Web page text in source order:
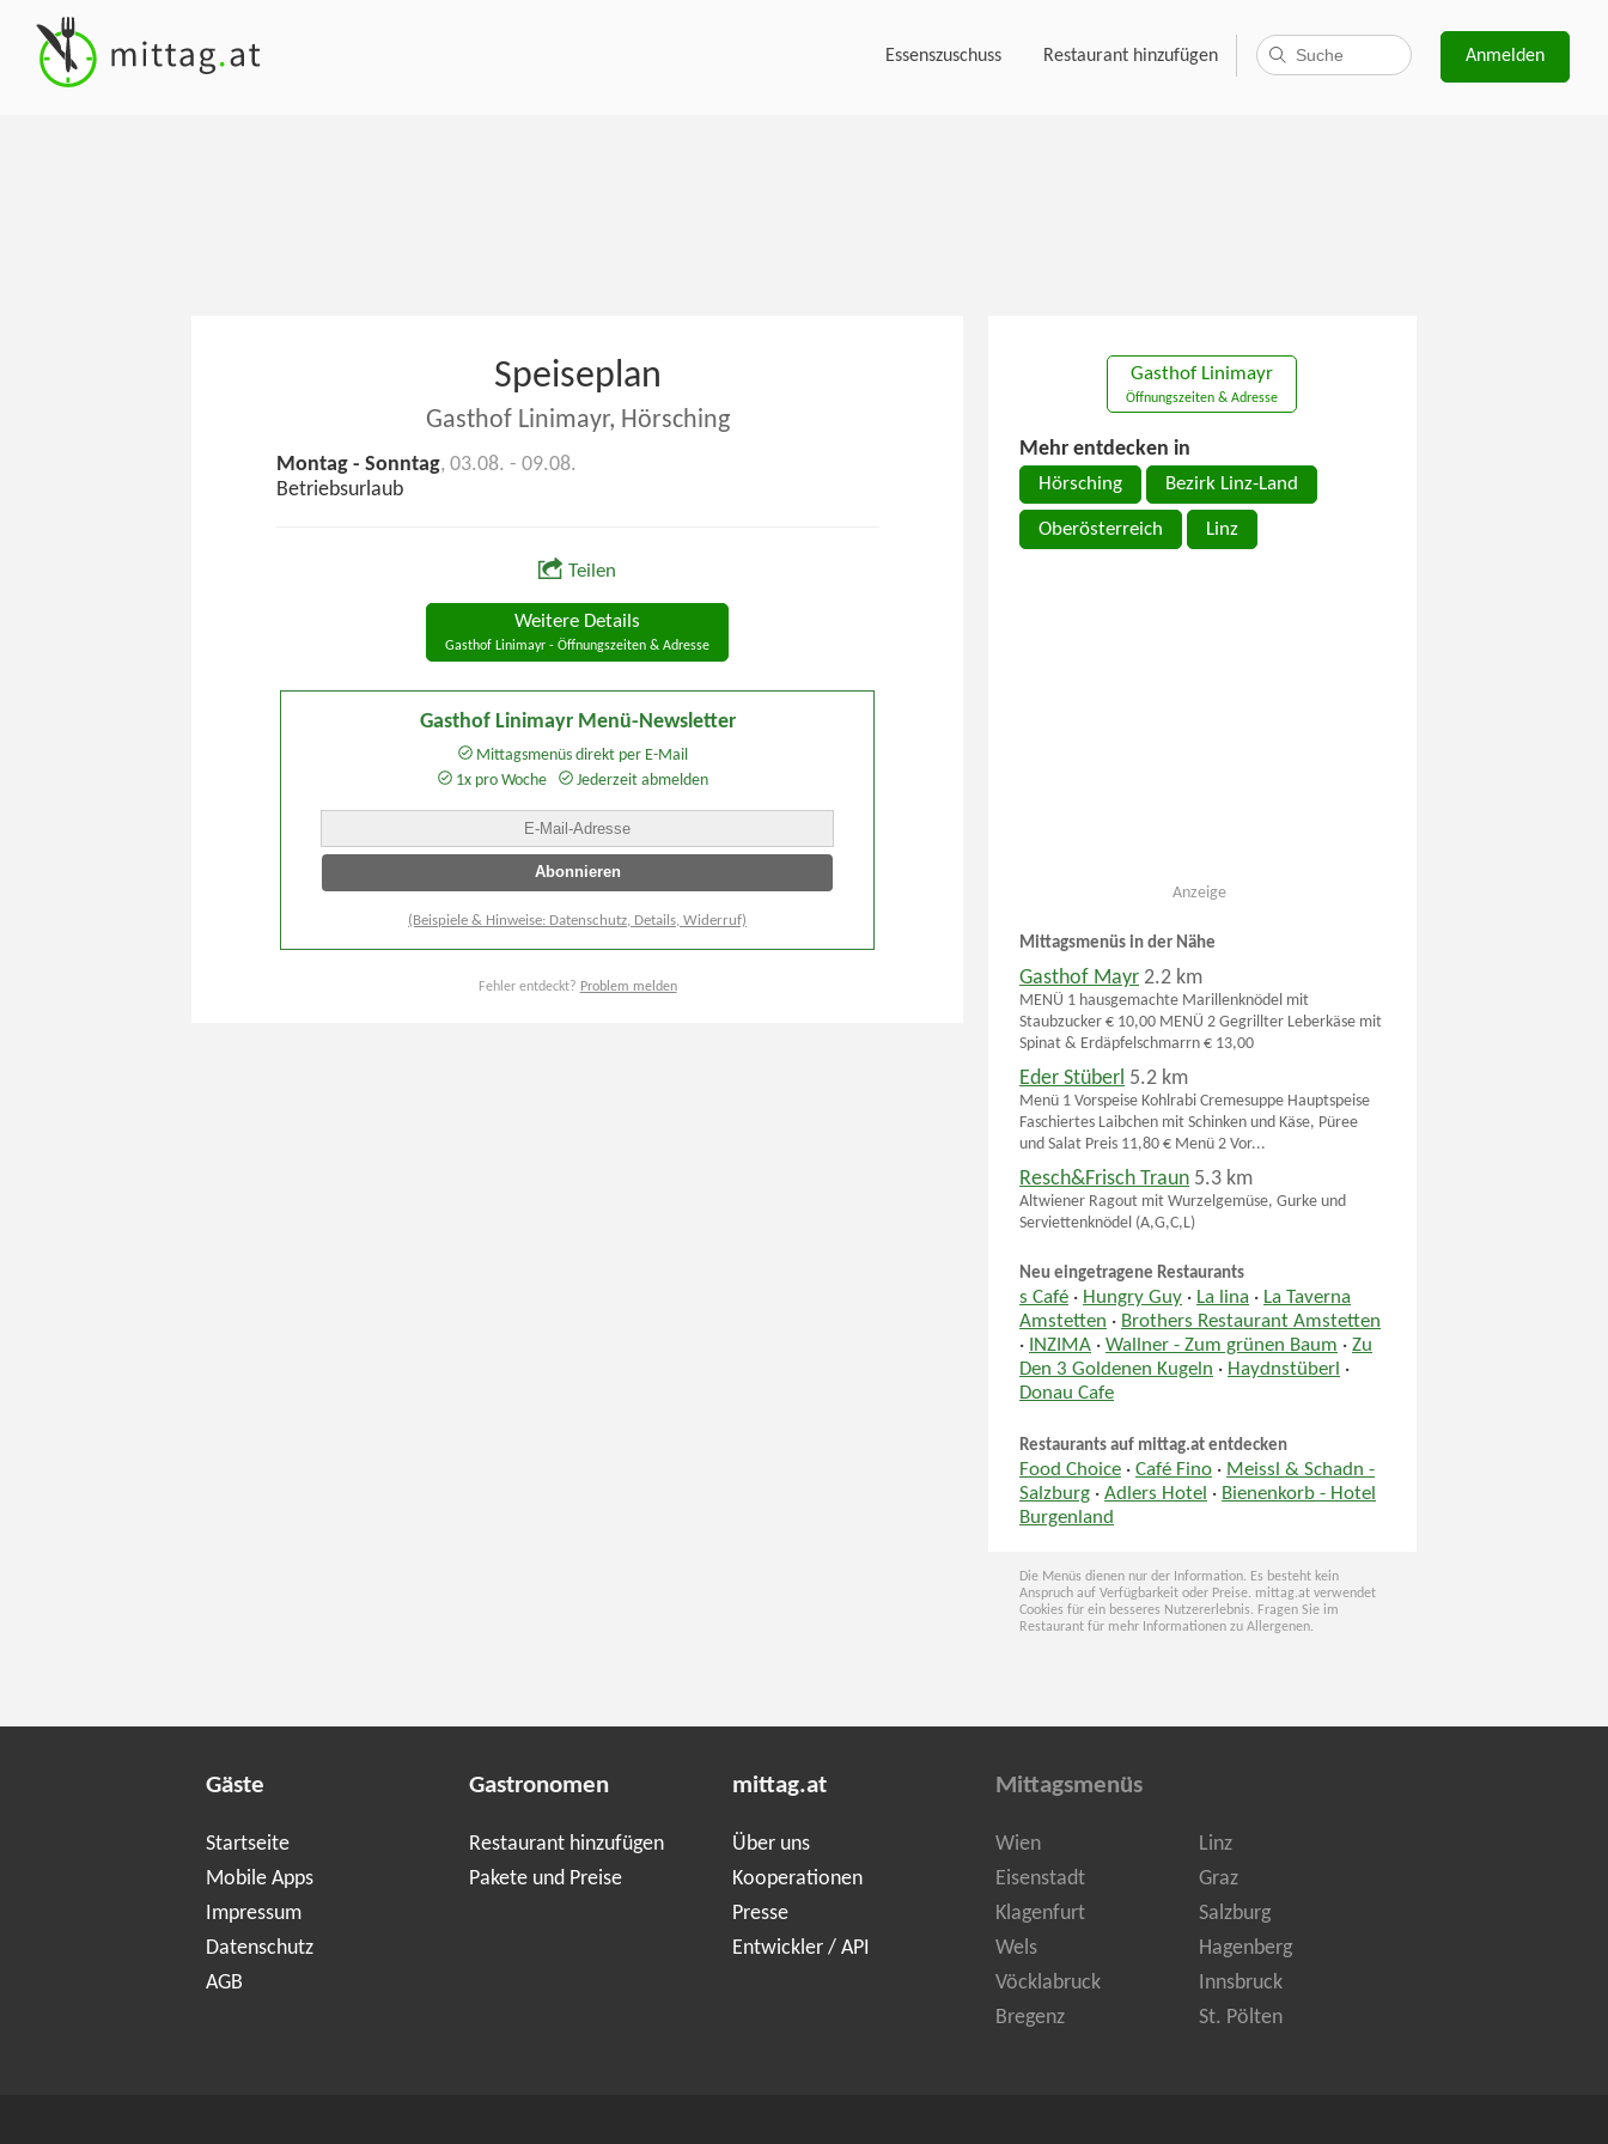
Essenszuschuss Restaurant hinzufügen Anmelden
Speiseplan
Gasthof Linimayr, Hörsching
Montag - Sonntag, 03.08. - 09.08.
Betriebsurlaub
Teilen
Weitere Details
Gasthof Linimayr - Öffnungszeiten & Adresse
Gasthof Linimayr Menü-Newsletter
Mittagsmenüs direkt per E-Mail
1x pro Woche
Jederzeit abmelden
(Beispiele & Hinweise: Datenschutz, Details, Widerruf)
Fehler entdeckt? Problem melden
Gasthof Linimayr
Öffnungszeiten & Adresse
Mehr entdecken in
Hörsching Bezirk Linz-Land
Oberösterreich Linz
Anzeige
Mittagsmenüs in der Nähe
Gasthof Mayr 2.2 km
MENÜ 1 hausgemachte Marillenknödel mit
Staubzucker € 10,00 MENÜ 2 Gegrillter Leberkäse mit
Spinat & Erdäpfelschmarrn € 13,00
Eder Stüberl 5.2 km
Menü 1 Vorspeise Kohlrabi Cremesuppe Hauptspeise
Faschiertes Laibchen mit Schinken und Käse, Püree
und Salat Preis 11,80 € Menü 2 Vor...
Resch&Frisch Traun 5.3 km
Altwiener Ragout mit Wurzelgemüse, Gurke und
Serviettenknödel (A,G,C,L)
Neu eingetragene Restaurants
s Café · Hungry Guy · La lina · La Taverna
Amstetten · Brothers Restaurant Amstetten
· INZIMA ·Wallner - Zum grünen Baum ·Zu
Den 3 Goldenen Kugeln · Haydnstüberl ·
Donau Cafe
Restaurants auf mittag.at entdecken
Food Choice ·Café Fino · Meissl & Schadn -
Salzburg ·Adlers Hotel · Bienenkorb - Hotel
Burgenland
Die Menüs dienen nur der Information. Es besteht kein
Anspruch auf Verfügbarkeit oder Preise. mittag.at verwendet
Cookies für ein besseres Nutzererlebnis. Fragen Sie im
Restaurant für mehr Informationen zu Allergenen.
Gäste
Startseite
Mobile Apps
Impressum
Datenschutz
AGB
Gastronomen
Restaurant hinzufügen
Pakete und Preise
mittag.at
Über uns
Kooperationen
Presse
Entwickler / API
Mittagsmenüs
Wien
Linz
Eisenstadt
Graz
Klagenfurt
Salzburg
Wels
Hagenberg
Vöcklabruck
Innsbruck
Bregenz
St. Pölten